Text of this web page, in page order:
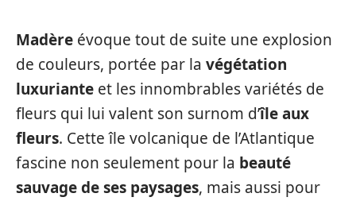
Madère évoque tout de suite une explosion
de couleurs, portée par la végétation
luxuriante et les innombrables variétés de
fleurs qui lui valent son surnom d’île aux
fleurs. Cette île volcanique de l’Atlantique
fascine non seulement pour la beauté
sauvage de ses paysages, mais aussi pour